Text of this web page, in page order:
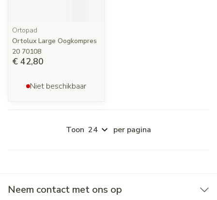
Ortopad
Ortolux Large Oogkompres
20 70108
€ 42,80
Niet beschikbaar
Toon per pagina
Neem contact met ons op